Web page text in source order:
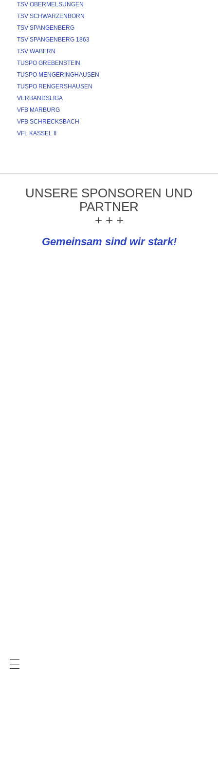
TSV OBERMELSUNGEN
TSV SCHWARZENBORN
TSV SPANGENBERG
TSV SPANGENBERG 1863
TSV WABERN
TUSPO GREBENSTEIN
TUSPO MENGERINGHAUSEN
TUSPO RENGERSHAUSEN
VERBANDSLIGA
VFB MARBURG
VFB SCHRECKSBACH
VFL KASSEL II
UNSERE SPONSOREN UND
PARTNER
+ + +
Gemeinsam sind wir stark!